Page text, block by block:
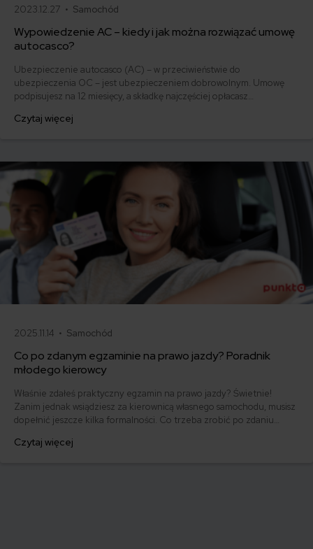
2023.12.27 • Samochód
Wypowiedzenie AC – kiedy i jak można rozwiązać umowę
autocasco?
Ubezpieczenie autocasco (AC) – w przeciwieństwie do
ubezpieczenia OC – jest ubezpieczeniem dobrowolnym. Umowę
podpisujesz na 12 miesięcy, a składkę najczęściej opłacasz
ofertę lub zdecydowałeś się sprzedać samochód w trakcie trwania
Czytaj więcej
2025.11.14 • Samochód
Co po zdanym egzaminie na prawo jazdy? Poradnik
młodego kierowcy
Właśnie zdałeś praktyczny egzamin na prawo jazdy? Świetnie!
Zanim jednak wsiądziesz za kierownicą własnego samochodu, musisz
dopełnić jeszcze kilka formalności. Co trzeba zrobić po zdaniu
którym szybko załatwisz sprawy urzędowe i będziesz mógł prowadzić
Czytaj więcej